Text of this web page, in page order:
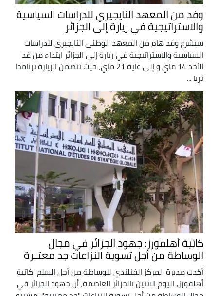
وفد من المعهد النايجيري للدراسات السياسية
والاستراتيجية في زيارة إلى الجزائر
سيشرع وفد هام من المعهد الوطني النايجيري للدراسات
السياسية والاستراتيجية في زيارة إلى الجزائر ابتداء من غد
الأحد 14 ماي و إلى غاية 21 ماي، حيث تتضمن الزيارة برنامجا
ثريا ...
كاتية أهلفورز: جهود الجزائر في مجال
الوساطة من أجل تسوية النزاعات جد معتبرة
أكدت مديرة المركز الفنلندي للوساطة من أجل السلم، كاتية
أهلفورز، اليوم الاثنين بالجزائر العاصمة، أن جهود الجزائر في